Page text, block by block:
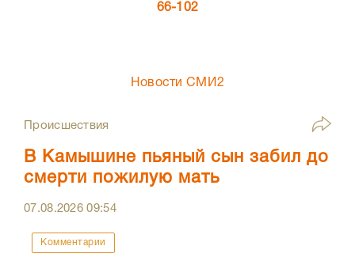
66-102
Новости СМИ2
Происшествия
В Камышине пьяный сын забил до
смерти пожилую мать
07.08.202609:54
Комментарии